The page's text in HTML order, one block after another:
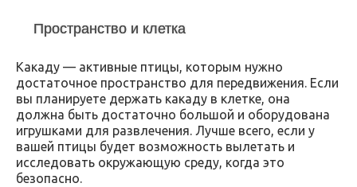
Пространство и клетка
Какаду — активные птицы, которым нужно
достаточное пространство для передвижения. Если
вы планируете держать какаду в клетке, она
должна быть достаточно большой и оборудована
игрушками для развлечения. Лучше всего, если у
вашей птицы будет возможность вылетать и
исследовать окружающую среду, когда это
безопасно.